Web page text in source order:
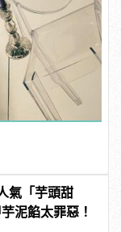
氣「芋頭甜
泥餡太罪惡！